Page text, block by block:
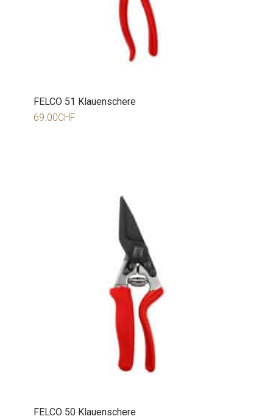
FELCO 51 Klauenschere
69.00CHF
FELCO 50 Klauenschere